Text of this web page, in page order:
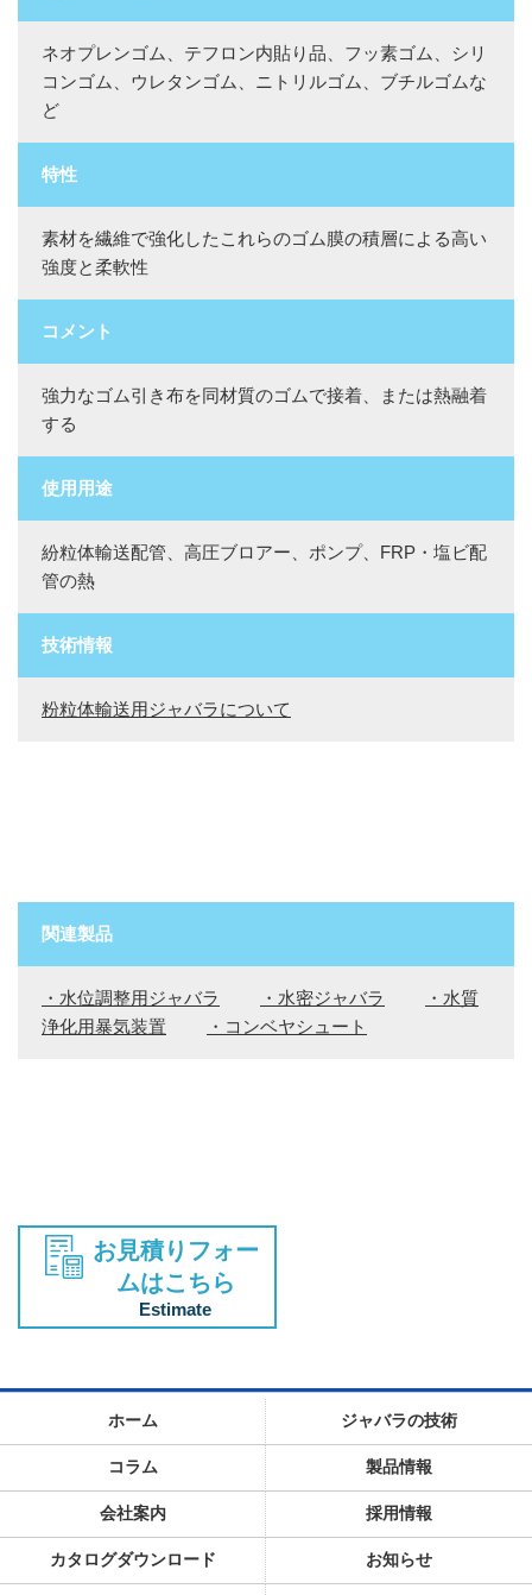
ネオプレンゴム、テフロン内貼り品、フッ素ゴム、シリ
コンゴム、ウレタンゴム、ニトリルゴム、ブチルゴムな
ど
特性
素材を繊維で強化したこれらのゴム膜の積層による高い
強度と柔軟性
コメント
強力なゴム引き布を同材質のゴムで接着、または熱融着
する
使用用途
紛粒体輸送配管、高圧ブロアー、ポンプ、FRP・塩ビ配
管の熱
技術情報
粉粒体輸送用ジャバラについて
関連製品
・水位調整用ジャバラ ・水密ジャバラ
・水質
浄化用暴気装置
・コンベヤシュート
お見積りフォー
ムはこちら
Estimate
ホーム ジャバラの技術
コラム 製品情報
会社案内 採用情報
カタログダウンロード お知らせ